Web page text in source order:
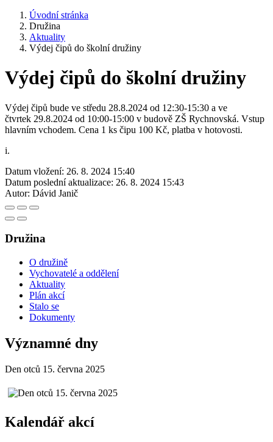
Úvodní stránka
Družina
Aktuality
Výdej čipů do školní družiny
Výdej čipů do školní družiny
Výdej čipů bude ve středu 28.8.2024 od 12:30-15:30 a ve
čtvrtek 29.8.2024 od 10:00-15:00 v budově ZŠ Rychnovská. Vstup
hlavním vchodem. Cena 1 ks čipu 100 Kč, platba v hotovosti.
i.
Datum vložení: 26. 8. 2024 15:40
Datum poslední aktualizace: 26. 8. 2024 15:43
Autor: Dávid Janič
Družina
O družině
Vychovatelé a oddělení
Aktuality
Plán akcí
Stalo se
Dokumenty
Významné dny
Den otců 15. června 2025
Kalendář akcí